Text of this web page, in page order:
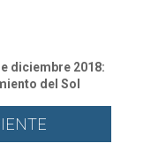
diciembre 2018:
del Sol